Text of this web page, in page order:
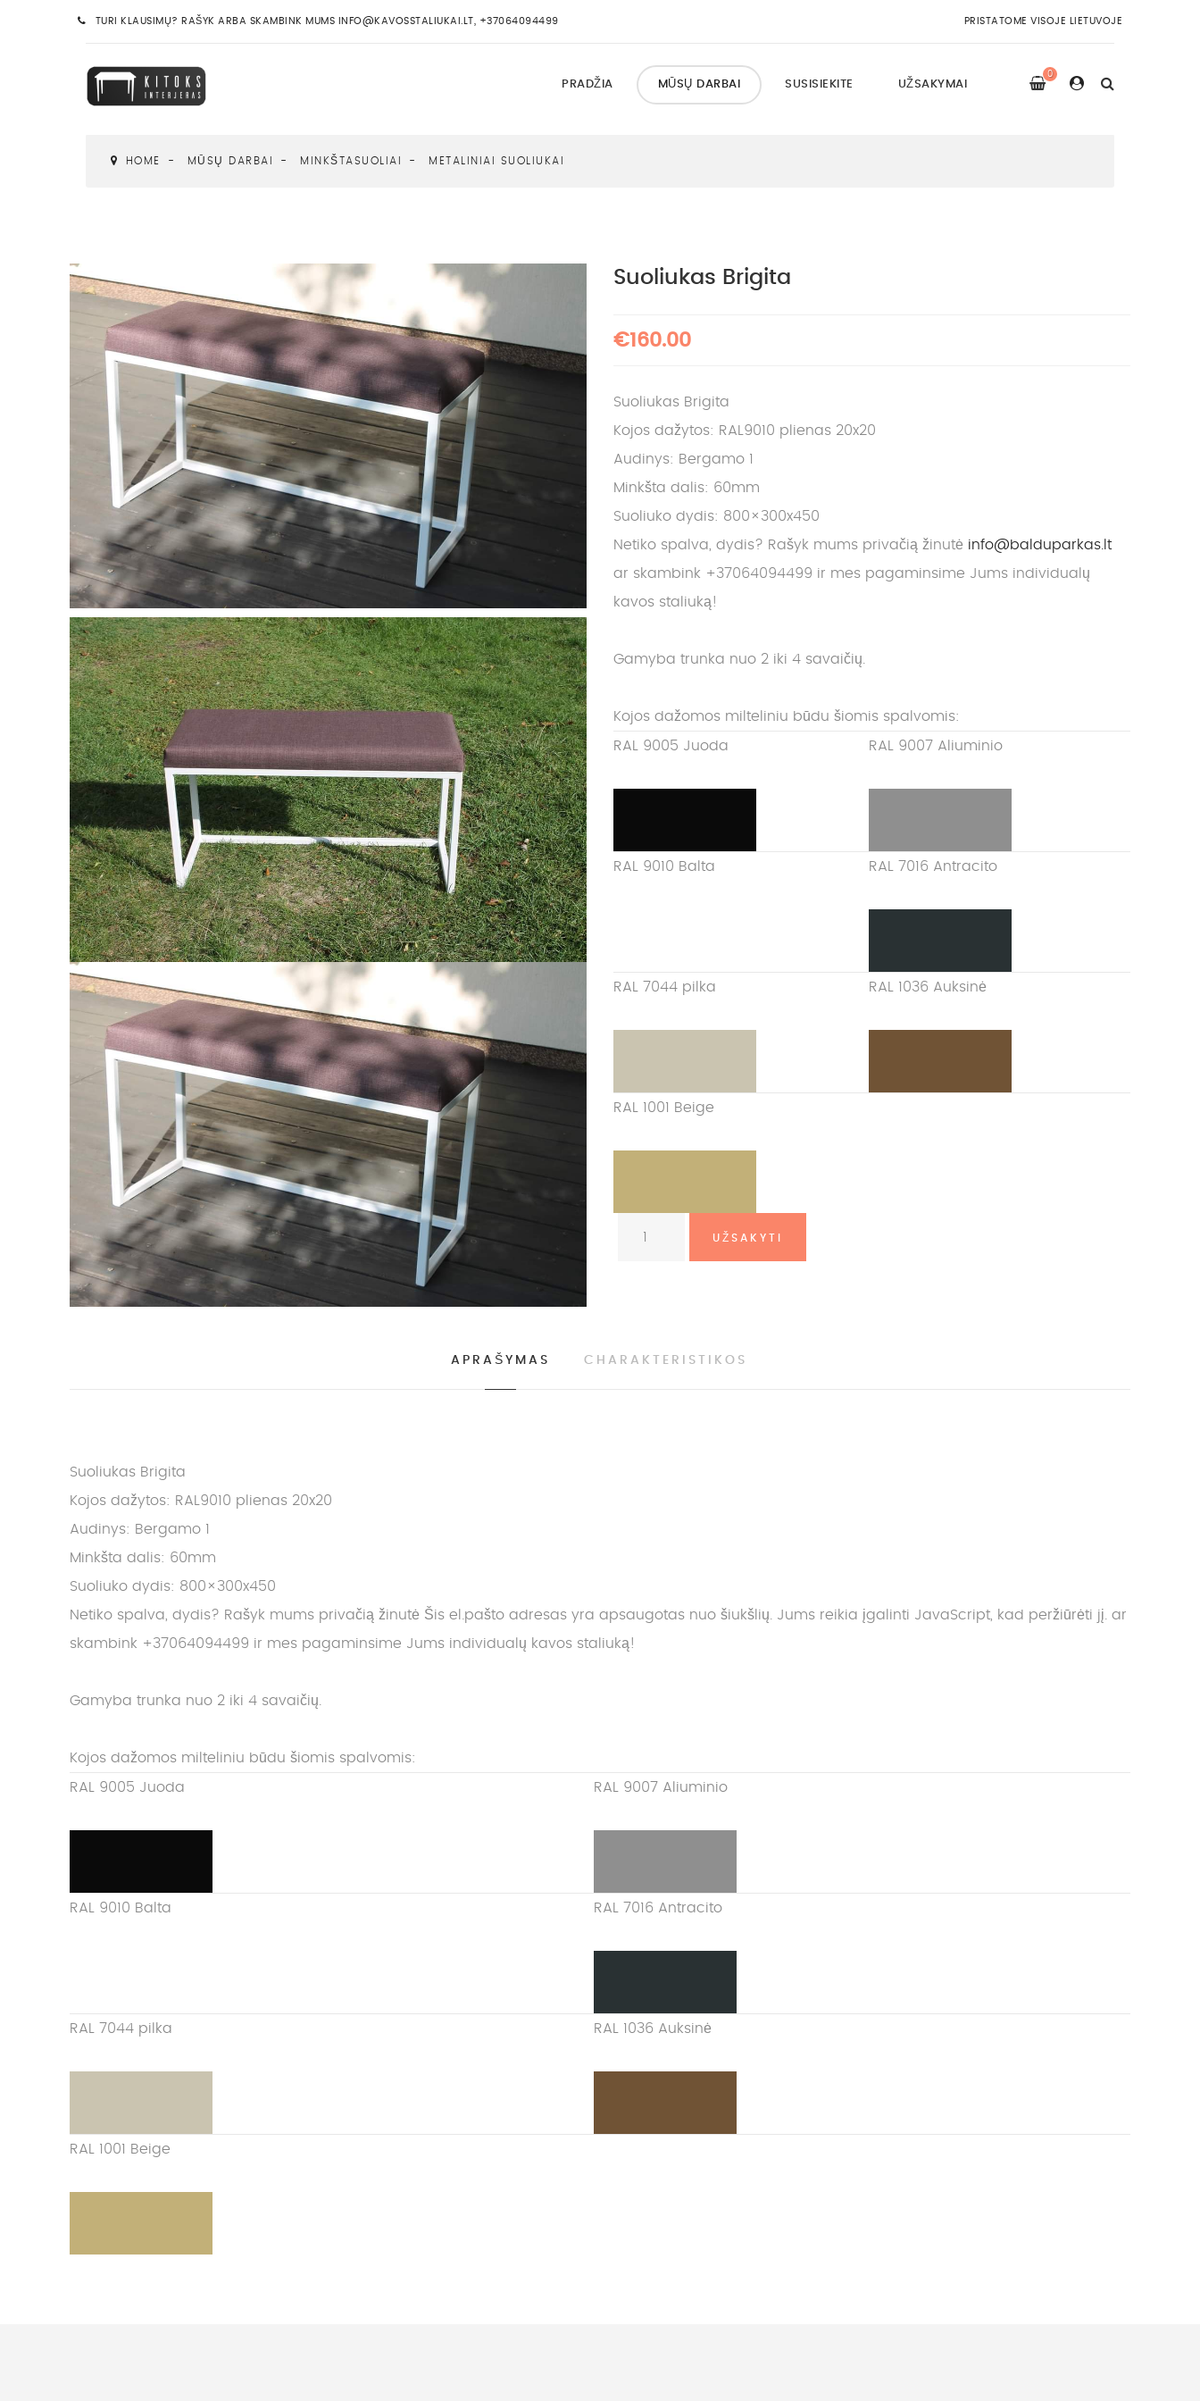
TURI KLAUSIMŲ? RAŠYK ARBA SKAMBINK MUMS INFO@KAVOSSTALIUKAI.LT, +37064094499 PRISTATOME VISOJE LIETUVOJE
PRADŽIA MŪSŲ DARBAI SUSISIEKITE UŽSAKYMAI
0
HOME MŪSŲ DARBAI MINKŠTASUOLIAI METALINIAI SUOLIUKAI
Suoliukas Brigita
€160.00
Suoliukas Brigita
Kojos dažytos: RAL9010 plienas 20x20
Audinys: Bergamo 1
Minkšta dalis: 60mm
Suoliuko dydis: 800×300x450
Netiko spalva, dydis? Rašyk mums privačią žinutė info@balduparkas.lt
ar skambink +37064094499 ir mes pagaminsime Jums individualų
kavos staliuką!
Gamyba trunka nuo 2 iki 4 savaičių.
Kojos dažomos milteliniu būdu šiomis spalvomis:
RAL 9005 Juoda RAL 9007 Aliuminio
RAL 9010 Balta RAL 7016 Antracito
RAL 7044 pilka RAL 1036 Auksinė
RAL 1001 Beige
APRAŠYMAS CHARAKTERISTIKOS
Suoliukas Brigita
Kojos dažytos: RAL9010 plienas 20x20
Audinys: Bergamo 1
Minkšta dalis: 60mm
Suoliuko dydis: 800×300x450
Netiko spalva, dydis? Rašyk mums privačią žinutė Šis el.pašto adresas yra apsaugotas nuo šiukšlių. Jums reikia įgalinti JavaScript, kad peržiūrėti jį. ar
skambink +37064094499 ir mes pagaminsime Jums individualų kavos staliuką!
Gamyba trunka nuo 2 iki 4 savaičių.
Kojos dažomos milteliniu būdu šiomis spalvomis:
RAL 9005 Juoda RAL 9007 Aliuminio
RAL 9010 Balta RAL 7016 Antracito
RAL 7044 pilka RAL 1036 Auksinė
RAL 1001 Beige